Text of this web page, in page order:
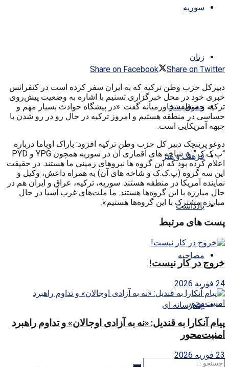
سوریه
زنان
حقوق بشر
فرهنگ و هنر
یادداشت
مصاحبه
چندرسانه ای
Share on Facebook
Share on Twitter
دبیرکل حزب وطن ترکیه که به ایران سفر کرده است در کنفرانس
خبری خود در محل خبرگزاری تسنیم با اشاره به وضعیت پیش‌روی
ترکیه و منطقه خاورمیانه گفت: «در پیشگاه حوادث بسیار مهم و
حساسی در منطقه هستیم و امروز ترکیه در حال رو در رو شدن با
جبهه آمریکایی است.
دوغو پرینچک دبیر کل حزب وطن ترکیه افزود: باراک اوباما درباره
اعلام کرده بود که این گروه ها نیروهای زمینی ما هستند. در حقیقت
این سه گروه (پ.ک.ک و شاخه های آن) به همراه داعش، وکیل و
نماینده آمریکا در منطقه هستند. سوریه، ترکیه، عراق و ایران هم در
حال مبارزه با این گروه‌ها هستند. ما ملت‌های غرب آسیا در حال
مبارزه مشترک با این گروه‌ها هستیم».
پست های مرتبط
خروج در کار نیست!
24 فوریه 2026
پیام آنکارا به قندیل: «نه به آزادی اوجالان» و تداوم راهبرد
امنیت‌محور
23 فوریه 2026